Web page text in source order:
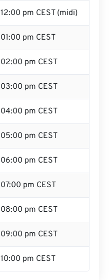
12:00 pm CEST (midi)
01:00 pm CEST
02:00 pm CEST
03:00 pm CEST
04:00 pm CEST
05:00 pm CEST
06:00 pm CEST
07:00 pm CEST
08:00 pm CEST
09:00 pm CEST
10:00 pm CEST